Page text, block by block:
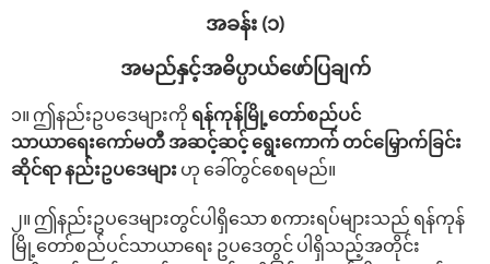
အခန်း (၁)
အမည်နှင့်အဓိပ္ပာယ်‌ဖော်ပြချက်
၁။ ဤနည်းဥပ‌ဒေများကို ရန်ကုန်မြို့‌တော်စည်ပင်
သာယာ‌ရေး‌ကော်မတီ အဆင့်ဆင့် ရွေးကောက် တင်မြှောက်ခြင်း
ဆိုင်ရာနည်းဥပ‌ဒေများ ဟု ‌ခေါ်တွင်‌စေရမည်။
၂။ ဤနည်းဥပ‌ဒေများတွင်ပါရှိ‌သော စကားရပ်များသည် ရန်ကုန်
မြို့‌တော်စည်ပင်သာယာ‌ရေး ဥပ‌ဒေတွင် ပါရှိသည့်အတိုင်း